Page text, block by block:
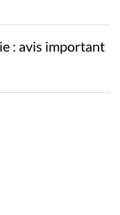
: avis important